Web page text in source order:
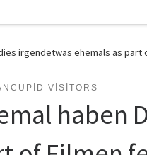
irgendetwas ehemals as
VISITORS
haben